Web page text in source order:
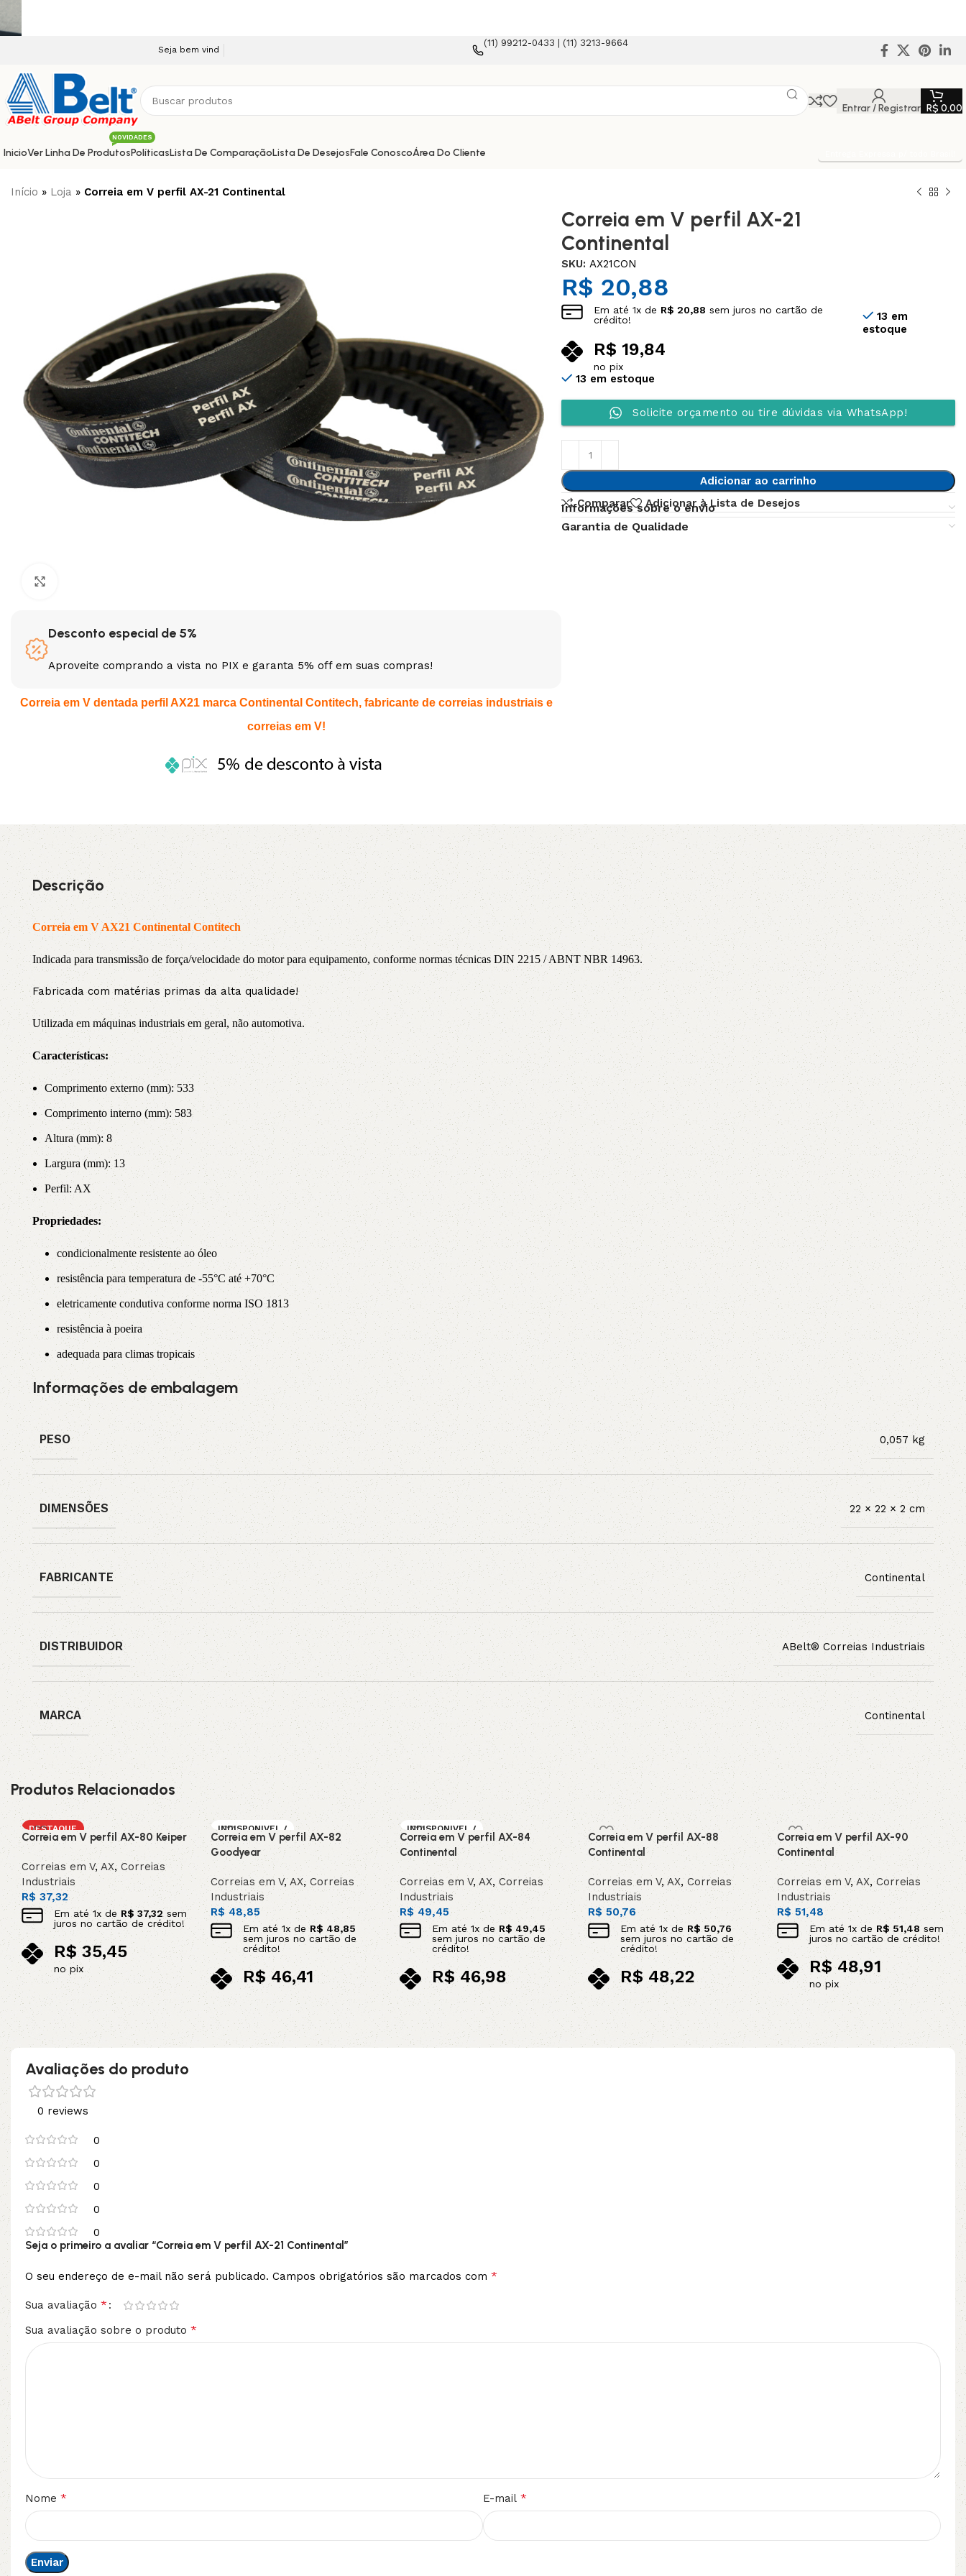
Seja bem vindo a nossa plataforma e-commerce!
(11) 99212-0433 | (11) 3213-9664
Entrar / Registrar R$ 0,00
InicioVer Linha De Produtos
NOVIDADES
3L 3VX 5V
A AX B BX
XPA XPB XPZ ZX
PolíticasLista De ComparaçãoLista De DesejosFale ConoscoÁrea Do Cliente
Início » Loja » Correia em V perfil AX-21 Continental
Desconto especial de 5%
Aproveite comprando a vista no PIX e garanta 5% off em suas compras!
Correia em V dentada perfil AX21 marca Continental Contitech, fabricante de correias industriais e
correias em V!
Correia em V perfil AX-21
Continental
SKU:AX21CON
R$ 20,88
Em até1x de R$ 20,88 sem juros no cartão de
crédito!
R$ 19,84
no pix
13 em
estoque
13 em estoque
Solicite orçamento ou tire dúvidas via WhatsApp!
Adicionar ao carrinho
Comparar
Adicionar à Lista de Desejos
Informações sobre o envio
Garantia de Qualidade
Descrição
Correia em V AX21 Continental Contitech
Indicada para transmissão de força/velocidade do motor para equipamento, conforme normas técnicas DIN 2215 / ABNT NBR 14963.
Fabricada com matérias primas da alta qualidade!
Utilizada em máquinas industriais em geral, não automotiva.
Características:
Comprimento externo (mm): 533
Comprimento interno (mm): 583
Altura (mm): 8
Largura (mm): 13
Perfil: AX
Propriedades:
condicionalmente resistente ao óleo
resistência para temperatura de -55°C até +70°C
eletricamente condutiva conforme norma ISO 1813
resistência à poeira
adequada para climas tropicais
Informações de embalagem
PESO 0,057 kg
DIMENSÕES 22 × 22 × 2 cm
FABRICANTE Continental
DISTRIBUIDOR ABelt® Correias Industriais
MARCA Continental
Produtos Relacionados
DESTAQUE
Correia em V perfil AX-80 Keiper
Correias em V,AX, Correias
Industriais
R$ 37,32
Em até1x de R$37,32 sem
juros no cartão de crédito!
R$35,45
no pix
Adicionar ao carrinho
INDISPONIVEL /
SOB ENCOMEN
DA
Correia em V perfil AX-82
Goodyear
Correias em V,AX, Correias
Industriais
R$48,85
Em até1x deR$ 48,85
sem juros no cartão de
crédito!
R$46,41
no pix
Leia mais
INDISPONIVEL /
SOB ENCOMEN
DA
Correia em V perfil AX-84
Continental
Correias em V, AX, Correias
Industriais
R$49,45
Em até 1x de R$49,45
sem juros no cartão de
crédito!
R$46,98
no pix
Leia mais
Correia em V perfil AX-88
Continental
Correias em V,AX,Correias
Industriais
R$50,76
Em até1x de R$ 50,76
sem juros no cartão de
crédito!
R$48,22
no pix
Adicionar ao carrinho
Correia em V perfil AX-90
Continental
Correias em V,AX,Correias
Industriais
R$51,48
Em até1x de R$ 51,48sem
juros no cartão de crédito!
R$48,91
no pix
Adicionar ao carrinho
Avaliações do produto
0 reviews
0
0
0
0
0
Seja o primeiro a avaliar “Correia em V perfil AX-21 Continental”
O seu endereço de e-mail não será publicado. Campos obrigatórios são marcados com *
Sua avaliação *
Sua avaliação sobre o produto *
Nome * E-mail *